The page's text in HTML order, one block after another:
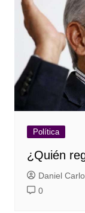
Política
¿Quién
Daniel
0